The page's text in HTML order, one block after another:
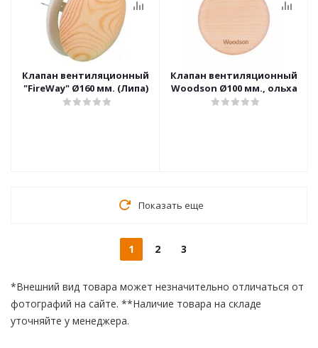
Клапан вентиляционный
"FireWay" Ø160 мм. (Липа)
Клапан вентиляционный
Woodson Ø100 мм., ольха
Показать еще
1 2 3
*Внешний вид товара может незначительно отличаться от
фотографий на сайте. **Наличие товара на складе
уточняйте у менеджера.